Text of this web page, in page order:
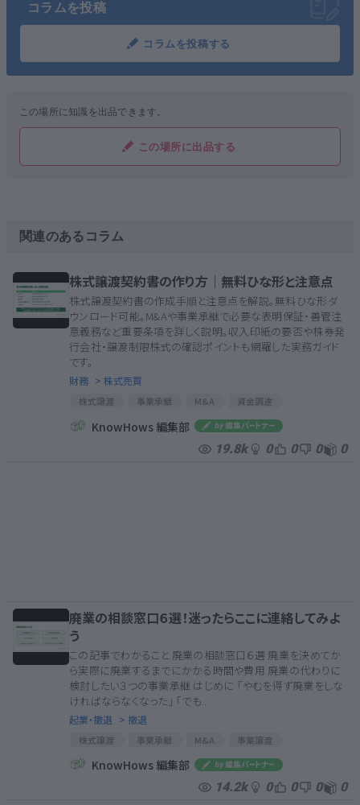
コラムを投稿
コラムを投稿する
この場所に知識を出品できます。
この場所に出品する
関連のあるコラム
株式譲渡契約書の作り方｜無料ひな形と注意点
株式譲渡契約書の作成手順と注意点を解説。無料ひな形ダ
ウンロード可能。M&Aや事業承継で必要な表明保証・善管注
意義務など重要条項を詳しく説明。収入印紙の要否や株券発
行会社・譲渡制限株式の確認ポイントも網羅した実務ガイド
です。
財務 > 株式売買
株式譲渡 事業承継 M&A
資金調達
株式価値
表明保証 譲渡制限株式
KnowHows 編集部
19.8k 0 0 0 0
廃業の相談窓口６選！迷ったらここに連絡してみよ
う
この記事でわかること 廃業の相談窓口６選 廃業を決めてか
ら実際に廃業するまでにかかる時間や費用 廃業の代わりに
検討したい３つの事業承継 はじめに 「やむを得ず廃業をしな
ければならなくなった」 「でも...
起業・撤退 > 撤退
株式譲渡 事業承継 M&A
事業譲渡
よろず支援拠点
登録免許税
廃業
全国職業相談センター
都道府県中小企業支援センター
みんなで事業相談
KnowHows 編集部
14.2k 0 0 0 0